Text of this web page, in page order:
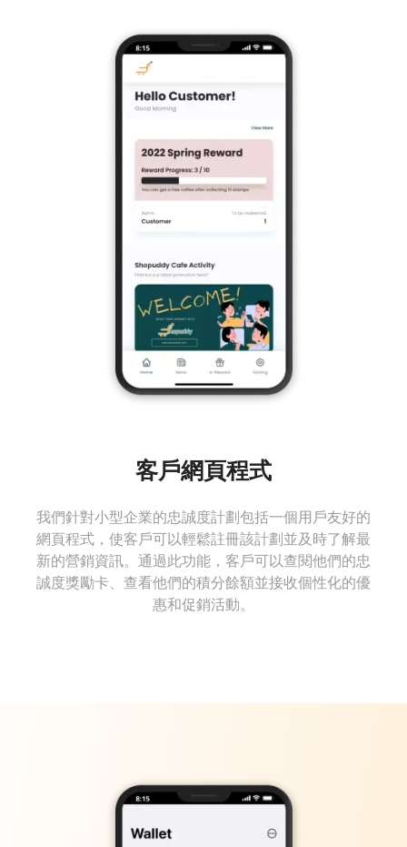
客戶網頁程式
我們針對小型企業的忠誠度計劃包括一個用戶友好的
網頁程式，使客戶可以輕鬆註冊該計劃並及時了解最
新的營銷資訊。通過此功能，客戶可以查閱他們的忠
誠度獎勵卡、查看他們的積分餘額並接收個性化的優
惠和促銷活動。